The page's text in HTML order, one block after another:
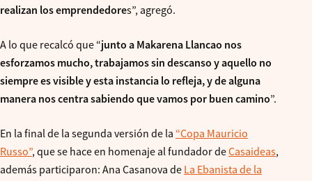
realizan los emprendedores”, agregó.
A lo que recalcó que “junto a Makarena Llancao nos
esforzamos mucho, trabajamos sin descanso y aquello no
siempre es visible y esta instancia lo refleja, y de alguna
manera nos centra sabiendo que vamos por buen camino”.
En la final de la segunda versión de la “Copa Mauricio
Russo”, que se hace en homenaje al fundador deCasaideas,
además participaron: Ana Casanova de La Ebanista de la